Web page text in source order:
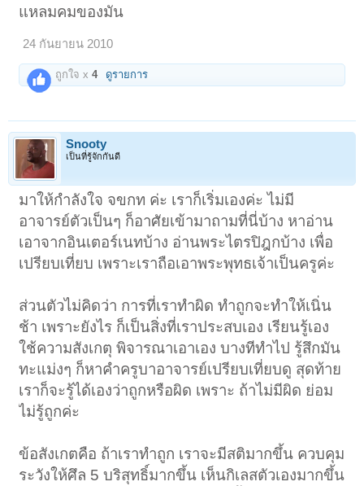
แหลมคมของมัน
24 กันยายน 2010
ถูกใจ x4 ดูรายการ
Snooty
เป็นที่รู้จักกันดี
มาให้กำลังใจ จขกท ค่ะ เราก็เริ่มเองค่ะ ไม่มี
อาจารย์ตัวเป็นๆ ก็อาศัยเข้ามาถามที่นี่บ้าง หาอ่าน
เอาจากอินเตอร์เนทบ้าง อ่านพระไตรปิฎกบ้าง เพื่อ
เปรียบเที่ยบ เพราะเราถือเอาพระพุทธเจ้าเป็นครูค่ะ
ส่วนตัวไม่คิดว่า การที่เราทำผิด ทำถูกจะทำให้เนิ่น
ช้า เพราะยังไร ก็เป็นสิ่งที่เราประสบเอง เรียนรู้เอง
ใช้ความสังเกตุ พิจารณาเอาเอง บางทีทำไป รู้สึกมัน
ทะแม่งๆ ก็หาคำครูบาอาจารย์เปรียบเที่ยบดู สุดท้าย
เราก็จะรู้ได้เองว่าถูกหรือผิด เพราะ ถ้าไม่มีผิด ย่อม
ไม่รู้ถูกค่ะ
ข้อสังเกตคือ ถ้าเราทำถูก เราจะมีสติมากขึ้น ควบคุม
ระวังให้ศึล 5 บริสุทธิ์มากขึ้น เห็นกิเลสตัวเองมากขึ้น